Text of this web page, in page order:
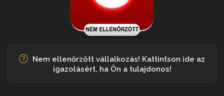
Nem ellenőrzött vállalkozás! Kattintson ide az
igazolásért, ha Ön a tulajdonos!